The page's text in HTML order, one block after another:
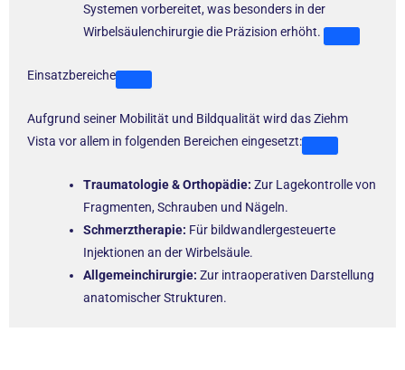
Systemen vorbereitet, was besonders in der
Wirbelsäulenchirurgie die Präzision erhöht.
Einsatzbereiche
Aufgrund seiner Mobilität und Bildqualität wird das Ziehm
Vista vor allem in folgenden Bereichen eingesetzt:
Traumatologie & Orthopädie: Zur Lagekontrolle von
Fragmenten, Schrauben und Nägeln.
Schmerztherapie: Für bildwandlergesteuerte
Injektionen an der Wirbelsäule.
Allgemeinchirurgie: Zur intraoperativen Darstellung
anatomischer Strukturen.